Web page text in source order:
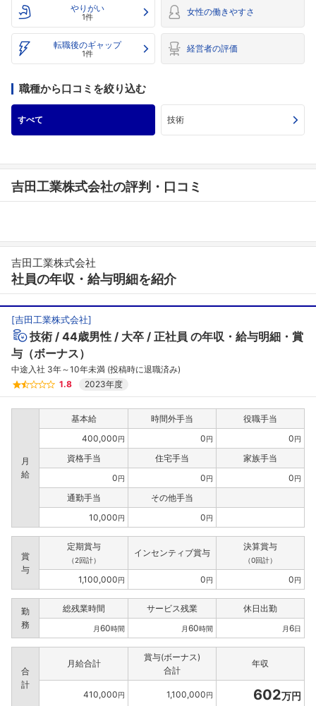
やりがい
1件 女性の働きやすさ
転職後のギャップ
1件 経営者の評価
職種から口コミを絞り込む
すべて 技術
吉田工業株式会社の評判・口コミ
吉田工業株式会社
社員の年収・給与明細を紹介
[吉田工業株式会社]
技術 44歳男性 大卒 正社員 の年収・給与明細・賞
与（ボーナス）
中途入社 3年～10年未満 (投稿時に退職済み)
1.8
2023年度
月
給
基本給 時間外手当
役職手当
400,000円 0円 0円
資格手当 住宅手当
家族手当
0円 0円 0円
通勤手当
その他手当
10,000円 0円
賞
与
定期賞与
（2回計）
インセンティブ賞与
決算賞与
（0回計）
1,100,000円 0円 0円
勤
務
総残業時間 サービス残業 休日出勤
月60時間 月60時間 月6日
合
計
月給合計
賞与(ボーナス)
合計
年収
410,000円 1,100,000円 602万円